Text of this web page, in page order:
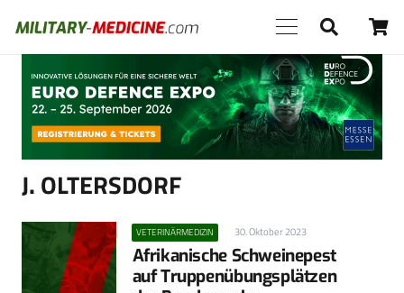
Anzeige
J. OLTERSDORF
VETERINÄRMEDIZIN 30. Oktober 2023
Afrikanische Schweinepest
auf Truppenübungsplätzen